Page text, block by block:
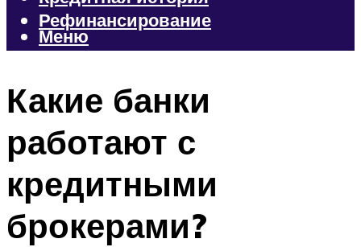
Рефинансирование
Меню
Какие банки
работают с
кредитными
брокерами?